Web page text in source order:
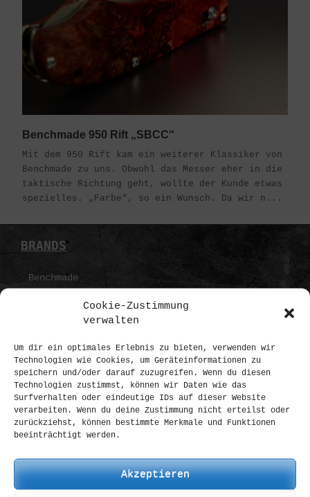
Cookie-Zustimmung
verwalten
Um dir ein optimales Erlebnis zu bieten, verwenden wir
Technologien wie Cookies, um Geräteinformationen zu
speichern und/oder darauf zuzugreifen. Wenn du diesen
Technologien zustimmst, können wir Daten wie das
Surfverhalten oder eindeutige IDs auf dieser Website
verarbeiten. Wenn du deine Zustimmung nicht erteilst oder
zurückziehst, können bestimmte Merkmale und Funktionen
beeinträchtigt werden.
Akzeptieren
Benchmade 950 Rift „SBCC“
Mit dem 950 Rift kam ein weiterer Klassiker von
Benchmade zu uns. Obwohl das Messer eher in die
taktische Richtung geht, wollte der Kunde etwas
spezielles. „Farbe“, so ein Wunsch. Da wir n...
BRANDS
Benchmade
Spyderco
Strider
Zero Tolerance
all Brands